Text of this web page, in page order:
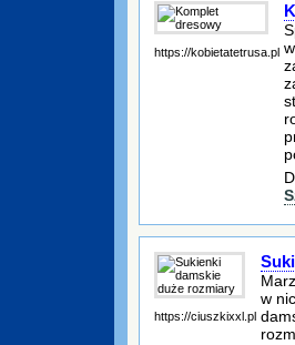
https://kobietatetrusa.pl
https://ciuszkixxl.pl
w